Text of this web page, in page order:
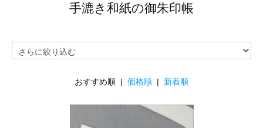
手漉き和紙の御朱印帳
おすすめ順 | 価格順 | 新着順